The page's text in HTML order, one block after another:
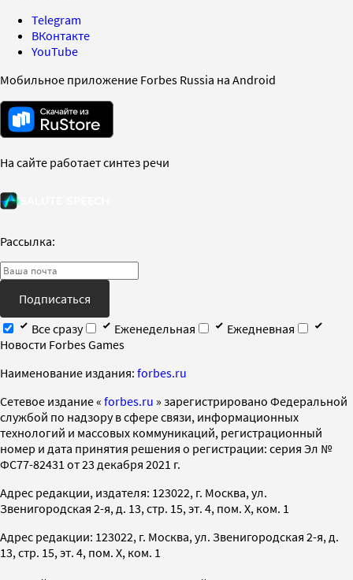
Telegram
ВКонтакте
YouTube
Мобильное приложение Forbes Russia на Android
На сайте работает синтез речи
Рассылка:
Подписаться
Все сразу
Еженедельная
Ежедневная
Новости Forbes Games
Наименование издания: forbes.ru
Cетевое издание « forbes.ru » зарегистрировано Федеральной
службой по надзору в сфере связи, информационных
технологий и массовых коммуникаций, регистрационный
номер и дата принятия решения о регистрации: серия Эл №
ФС77-82431 от 23 декабря 2021 г.
Адрес редакции, издателя: 123022, г. Москва, ул.
Звенигородская 2-я, д. 13, стр. 15, эт. 4, пом. X, ком. 1
Адрес редакции: 123022, г. Москва, ул. Звенигородская 2-я, д.
13, стр. 15, эт. 4, пом. X, ком. 1